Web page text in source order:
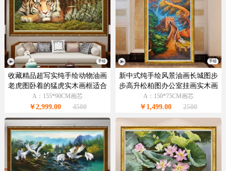
手绘
收藏精品超写实纯手绘动物油画
老虎图卧着的猛虎实木画框适合
办公室挂画
A：155*90CM画芯
￥2,999.00 4500
手绘
新中式纯手绘风景油画长城图步
步高升松柏图办公室挂画实木画
框
A：150*75CM画芯
￥1,499.00 2500